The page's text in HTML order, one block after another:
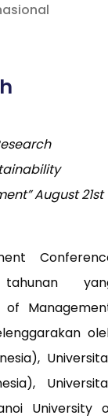
August 21st
of
University